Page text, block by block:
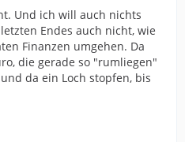
Und ich will auch nichts
Endes auch nicht, wie
Finanzen umgehen. Da
die gerade so "rumliegen"
da ein Loch stopfen, bis